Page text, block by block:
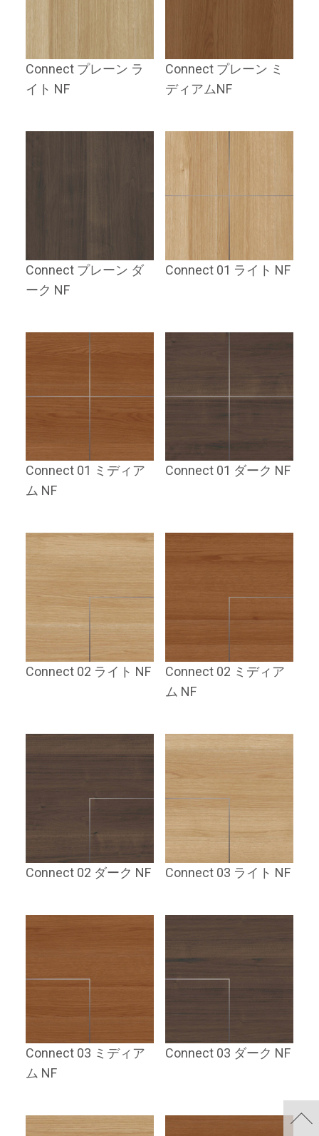
Connect プレーン ラ
イト NF
Connect プレーン ミ
ディアムNF
Connect プレーン ダ
ーク NF
Connect 01 ライト NF
Connect 01 ミディア
ム NF
Connect 01 ダーク NF
Connect 02 ライト NF
Connect 02 ミディア
ム NF
Connect 02 ダーク NF Connect 03 ライト NF
Connect 03 ミディア
ム NF
Connect 03 ダーク NF